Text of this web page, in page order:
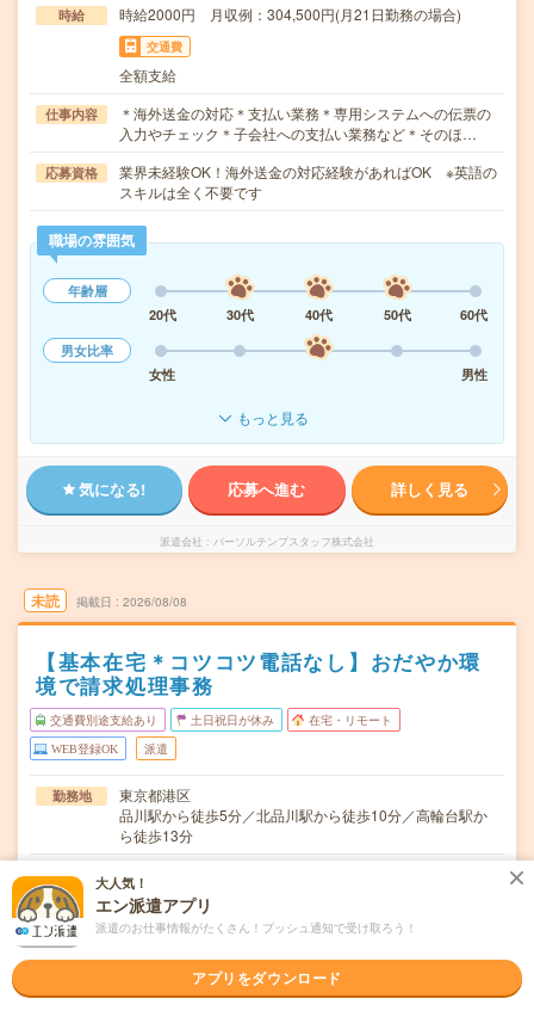
時給 時給2000円 月収例：304,500円(月21日勤務の場合)
交通費
全額支給
仕事内容
＊海外送金の対応＊支払い業務＊専用システムへの伝票の
入力やチェック＊子会社への支払い業務など＊そのほ…
応募資格
業界未経験OK！海外送金の対応経験があればOK ※英語の
スキルは全く不要です
職場の雰囲気
年齢層
20代
30代 40代 50代
60代
男女比率
女性
男性
もっと見る
気になる! 応募へ進む 詳しく見る
派遣会社 パーソルテンプスタッフ株式会社
未読 掲載日 2026/08/08
【基本在宅＊コツコツ電話なし】おだやか環
境で請求処理事務
交通費別途支給あり 土日祝日が休み 在宅・リモート
WEB登録OK 派遣
勤務地
東京都港区
品川駅から徒歩5分／北品川駅から徒歩10分／高輪台駅か
ら徒歩13分
曜日頻度 月～金※土日休み！
時間 9:00～17:30(実働:7時間30分) (休憩60分)
期間
時給 時給1850円
大人気！
エン派遣アプリ
派遣のお仕事情報がたくさん！プッシュ通知で受け取ろう！
アプリをダウンロード